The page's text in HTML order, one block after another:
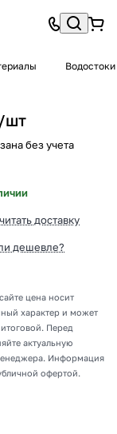
Водостоки
шт
без учета
доставку
дешевле?
цена носит
характер и может
итоговой. Перед
актуальную
Информация
офертой.